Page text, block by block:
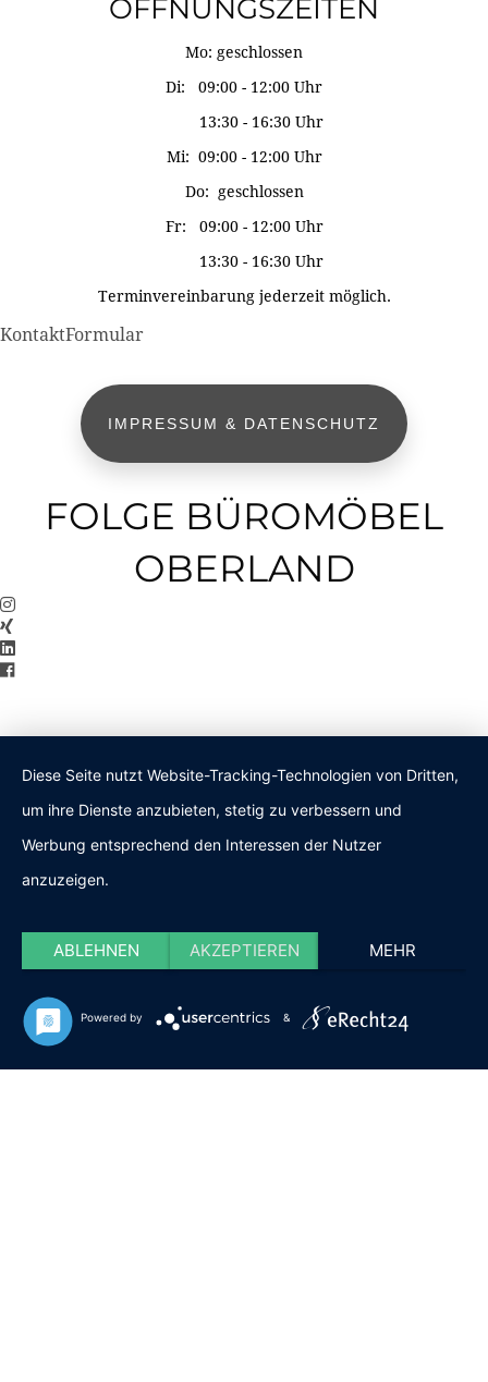
ÖFFNUNGSZEITEN
Mo: geschlossen
Di: 09:00 - 12:00 Uhr
13:30 - 16:30 Uhr
Mi: 09:00 - 12:00 Uhr
Do: geschlossen
Fr: 09:00 - 12:00 Uhr
13:30 - 16:30 Uhr
Terminvereinbarung jederzeit möglich.
KontaktFormular
IMPRESSUM & DATENSCHUTZ
FOLGE BÜROMÖBEL
OBERLAND
Diese Seite nutzt Website-Tracking-Technologien von Dritten,
um ihre Dienste anzubieten, stetig zu verbessern und
Werbung entsprechend den Interessen der Nutzer
anzuzeigen.
ABLEHNEN AKZEPTIEREN MEHR
Powered by &